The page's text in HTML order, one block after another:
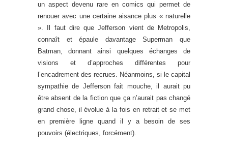
un aspect devenu rare en comics qui permet de
renouer avec une certaine aisance plus « naturelle
». Il faut dire que Jefferson vient de Metropolis,
connaît et épaule davantage Superman que
Batman, donnant ainsi quelques échanges de
visions et d’approches différentes pour
l’encadrement des recrues. Néanmoins, si le capital
sympathie de Jefferson fait mouche, il aurait pu
être absent de la fiction que ça n’aurait pas changé
grand chose, il évolue à la fois en retrait et se met
en première ligne quand il y a besoin de ses
pouvoirs (électriques, forcément).